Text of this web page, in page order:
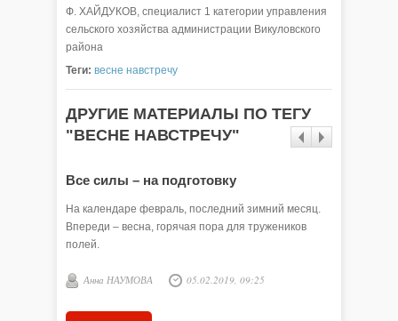
Ф. ХАЙДУКОВ, специалист 1 категории управления
сельского хозяйства администрации Викуловского
района
Теги: весне навстречу
ДРУГИЕ МАТЕРИАЛЫ ПО ТЕГУ
"ВЕСНЕ НАВСТРЕЧУ"
Все силы – на подготовку
На календаре февраль, последний зимний месяц.
Впереди – весна, горячая пора для тружеников
полей.
Анна НАУМОВА 05.02.2019, 09:25